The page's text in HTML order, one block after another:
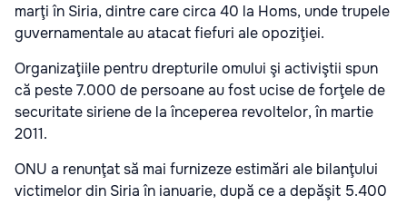
marţi în Siria, dintre care circa 40 la Homs, unde trupele
guvernamentale au atacat fiefuri ale opoziţiei.
Organizaţiile pentru drepturile omului şi activiştii spun
că peste 7.000 de persoane au fost ucise de forţele de
securitate siriene de la începerea revoltelor, în martie
2011.
ONU a renunţat să mai furnizeze estimări ale bilanţului
victimelor din Siria în ianuarie, după ce a depăşit 5.400